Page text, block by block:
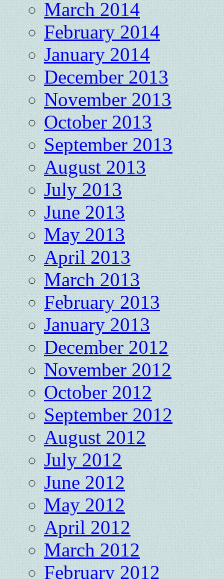
March 2014
February 2014
January 2014
December 2013
November 2013
October 2013
September 2013
August 2013
July 2013
June 2013
May 2013
April 2013
March 2013
February 2013
January 2013
December 2012
November 2012
October 2012
September 2012
August 2012
July 2012
June 2012
May 2012
April 2012
March 2012
February 2012